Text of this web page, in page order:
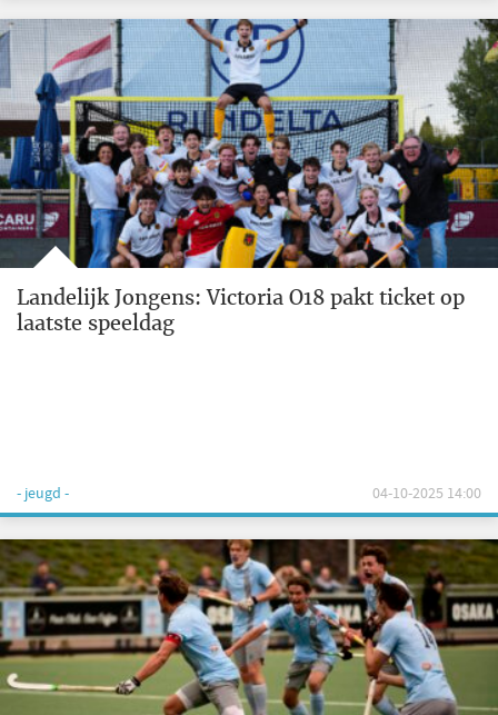
Landelijk Jongens: Victoria O18 pakt ticket op
laatste speeldag
- jeugd - 04-10-2025 14:00